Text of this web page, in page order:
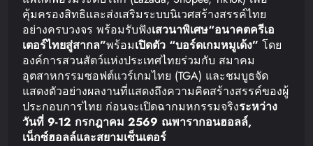
คุ้มครองสิทธิและส่งเสริมระบบนิเวศสร้างสรรค์ไทย
อย่างครบวงจร พร้อมรับฟังเสวนาพิเศษ“อนาคตครีเอ
เตอร์ไทยสู่สากล”พร้อมเปิดตัว “บอร์ดเกมหมูเด้ง” โดย
องค์การสวนสัตว์แห่งประเทศไทยร่วมกับ สมาคม
อุตสาหกรรมซอฟต์แวร์เกมไทย (TGA) และชมบูธจัด
แสดงตัวอย่างผลงานที่แสดงถึงความคิดสร้างสรรค์ของผู้
ประกอบการไทย ก่อนจะเปิดฉากมหกรรมจริงระหว่าง
วันที่ 9-12 กรกฎาคม 2569 ณพารากอนฮอลล์,
เน็กซ์ฮอลล์และสยามเซ็นเตอร์